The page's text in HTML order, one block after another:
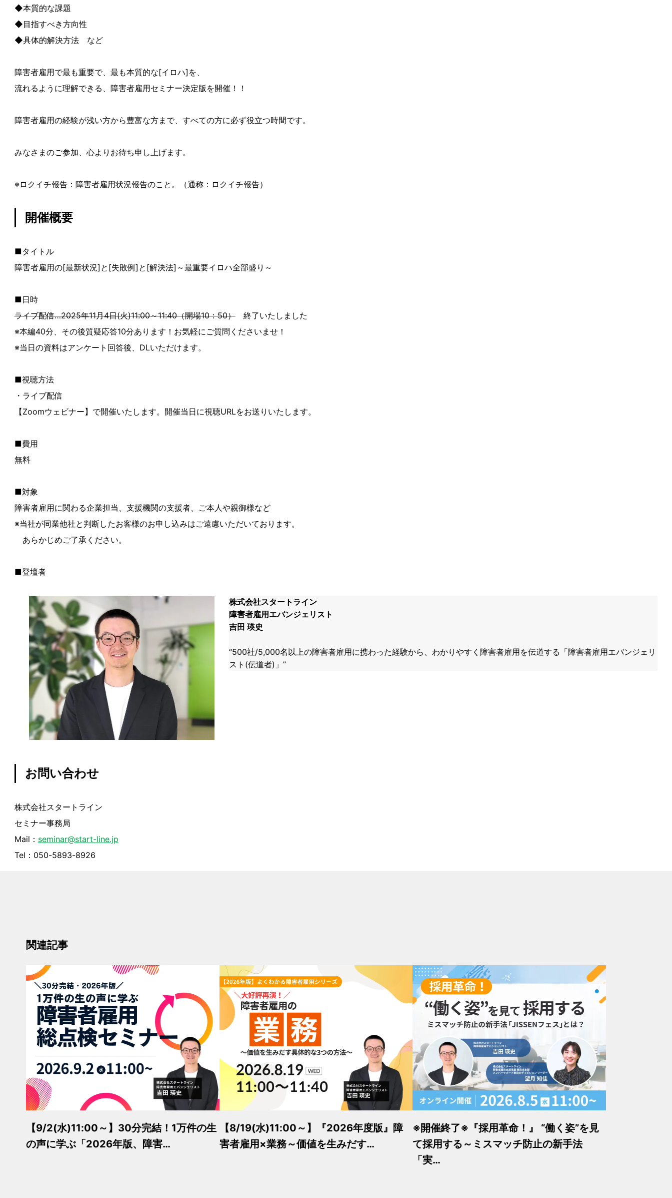
◆本質的な課題
◆目指すべき方向性
◆具体的解決方法 など
障害者雇用で最も重要で、最も本質的な[イロハ]を、
流れるように理解できる、障害者雇用セミナー決定版を開催！！
障害者雇用の経験が浅い方から豊富な方まで、すべての方に必ず役立つ時間です。
みなさまのご参加、心よりお待ち申し上げます。
※ロクイチ報告：障害者雇用状況報告のこと。（通称：ロクイチ報告）
開催概要
■タイトル
障害者雇用の[最新状況]と[失敗例]と[解決法]～最重要イロハ全部盛り～
■日時
ライブ配信…2025年11月4日(火)11:00～11:40（開場10：50）終了いたしました
※本編40分、その後質疑応答10分あります！お気軽にご質問くださいませ！
※当日の資料はアンケート回答後、DLいただけます。
■視聴方法
・ライブ配信
【Zoomウェビナー】で開催いたします。開催当日に視聴URLをお送りいたします。
■費用
無料
■対象
障害者雇用に関わる企業担当、支援機関の支援者、ご本人や親御様など
※当社が同業他社と判断したお客様のお申し込みはご遠慮いただいております。
あらかじめご了承ください。
■登壇者
株式会社スタートライン
障害者雇用エバンジェリスト ​
吉田 瑛史
​“500社/5,000名以上の障害者雇用に携わった経験から、わかりやすく障害者雇用を伝道する「障害者雇用エバンジェリ
スト(伝道者)」”​
お問い合わせ
株式会社スタートライン
セミナー事務局
Mail： seminar@start-line.jp
Tel：050-5893-8926
関連記事
【9/2(水)11:00～】30分完結！1万件の生
の声に学ぶ「2026年版、障害…
【8/19(水)11:00～】『2026年度版』障
害者雇用×業務～価値を生みだす…
※開催終了※『採用革命！』 “働く姿”を見
て採用する～ミスマッチ防止の新手法
「実…